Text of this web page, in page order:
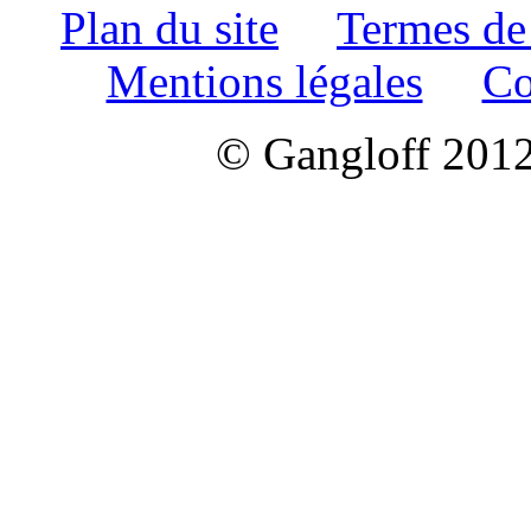
Plan du site
Termes
Mentions légales
© Gangloff